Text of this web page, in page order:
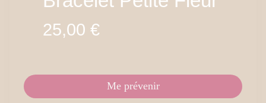
25,00 €
Me prévenir